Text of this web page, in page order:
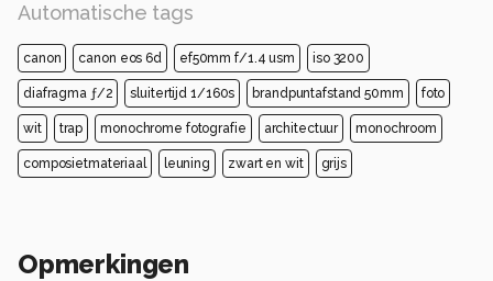
Automatische tags
canon canon eos 6d ef50mm f/1.4 usm iso 3200
diafragma ƒ/2 sluitertijd 1/160s brandpuntafstand 50mm foto
wit trap monochrome fotografie architectuur monochroom
composietmateriaal leuning zwart en wit grijs
Opmerkingen